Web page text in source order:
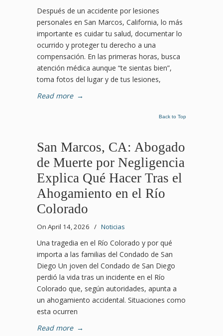
Después de un accidente por lesiones
personales en San Marcos, California, lo más
importante es cuidar tu salud, documentar lo
ocurrido y proteger tu derecho a una
compensación. En las primeras horas, busca
atención médica aunque “te sientas bien”,
toma fotos del lugar y de tus lesiones,
Read more →
Back to Top
San Marcos, CA: Abogado
de Muerte por Negligencia
Explica Qué Hacer Tras el
Ahogamiento en el Río
Colorado
On April 14, 2026 / Noticias
Una tragedia en el Río Colorado y por qué
importa a las familias del Condado de San
Diego Un joven del Condado de San Diego
perdió la vida tras un incidente en el Río
Colorado que, según autoridades, apunta a
un ahogamiento accidental. Situaciones como
esta ocurren
Read more →